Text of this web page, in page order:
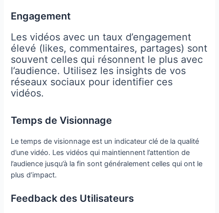
Engagement
Les vidéos avec un taux d’engagement
élevé (likes, commentaires, partages) sont
souvent celles qui résonnent le plus avec
l’audience. Utilisez les insights de vos
réseaux sociaux pour identifier ces
vidéos.
Temps de Visionnage
Le temps de visionnage est un indicateur clé de la qualité
d’une vidéo. Les vidéos qui maintiennent l’attention de
l’audience jusqu’à la fin sont généralement celles qui ont le
plus d’impact.
Feedback des Utilisateurs